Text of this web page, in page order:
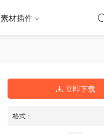
素材插件
立即下载
格式：